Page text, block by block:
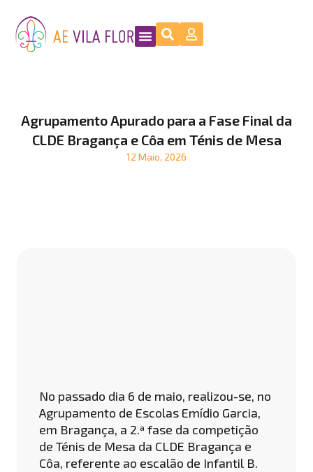
Agrupamento Apurado para a Fase Final da
CLDE Bragança e Côa em Ténis de Mesa
12 Maio, 2026
No passado dia 6 de maio, realizou-se, no
Agrupamento de Escolas Emídio Garcia,
em Bragança, a 2.ª fase da competição
de Ténis de Mesa da CLDE Bragança e
Côa, referente ao escalão de Infantil B.